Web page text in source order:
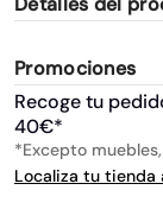
Promociones
Recoge tu
40€*
*Excepto
Localiza tu tienda